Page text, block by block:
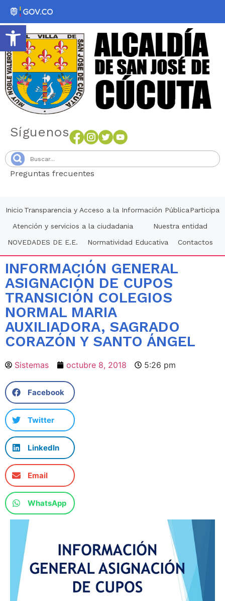
Abrir barra de herramientas
Síguenos
Preguntas frecuentes
Inicio Transparencia y Acceso a la Información PúblicaParticipa
Atención y servicios a la ciudadania
Nuestra entidad
NOVEDADES DE E.E.
Normatividad Educativa Contactos
INFORMACIÓN GENERAL
ASIGNACIÓN DE CUPOS
TRANSICIÓN COLEGIOS
NORMAL MARIA
AUXILIADORA, SAGRADO
CORAZÓN Y SANTO ÁNGEL
Sistemas octubre 8, 2018 5:26 pm
Facebook
Twitter
LinkedIn
Email
WhatsApp